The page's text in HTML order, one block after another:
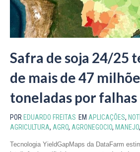
Safra de soja 24/25
de mais de 47
toneladas por falhas
POR EDUARDO FREITAS EM APLICAÇÕES,
AGRICULTURA, AGRO, AGRONEGOCIO, MANEJO,
Tecnologia YieldGapMaps da DataFarm